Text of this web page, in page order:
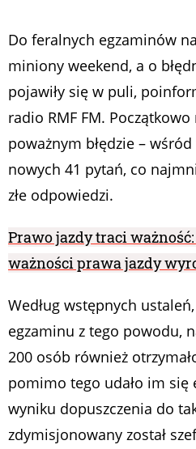
Do feralnych egzaminów
miniony weekend, a o
pojawiły się w puli,
radio RMF FM.
poważnym błędzie –
nowych 41 pytań, co
złe odpowiedzi.
Prawo jazdy traci
ważności prawa jazdy
Według wstępnych
egzaminu z tego powodu,
200 osób również
pomimo tego udało im się
wyniku dopuszczenia do
zdymisjonowany został